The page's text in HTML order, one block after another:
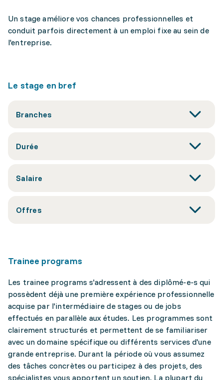
Un stage améliore vos chances professionnelles et
conduit parfois directement à un emploi fixe au sein de
l'entreprise.
Le stage en bref
Branches
Durée
Salaire
Offres
Trainee programs
Les trainee programs s'adressent à des diplômé-e-s qui
possèdent déjà une première expérience professionnelle
acquise par l'intermédiaire de stages ou de jobs
effectués en parallèle aux études. Les programmes sont
clairement structurés et permettent de se familiariser
avec un domaine spécifique ou différents services d'une
grande entreprise. Durant la période où vous assumez
des tâches concrètes ou participez à des projets, des
spécialistes vous apportent un soutien. La plupart du